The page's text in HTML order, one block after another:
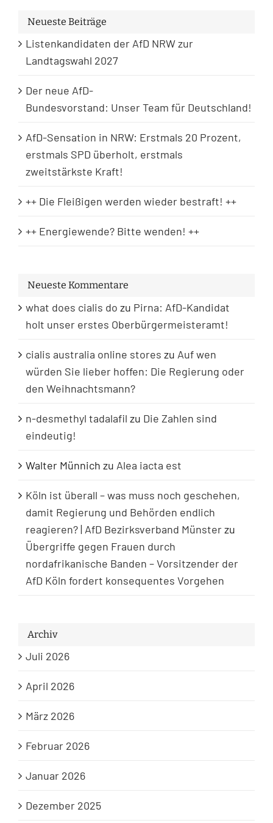
Neueste Beiträge
Listenkandidaten der AfD NRW zur
Landtagswahl 2027
Der neue AfD-
Bundesvorstand: Unser Team für Deutschland!
AfD-Sensation in NRW: Erstmals 20 Prozent,
erstmals SPD überholt, erstmals
zweitstärkste Kraft!
++ Die Fleißigen werden wieder bestraft! ++
++ Energiewende? Bitte wenden! ++
Neueste Kommentare
what does cialis do zu Pirna: AfD-Kandidat
holt unser erstes Oberbürgermeisteramt!
cialis australia online stores zu Auf wen
würden Sie lieber hoffen: Die Regierung oder
den Weihnachtsmann?
n-desmethyl tadalafil zu Die Zahlen sind
eindeutig!
Walter Münnich zu Alea iacta est
Köln ist überall – was muss noch geschehen,
damit Regierung und Behörden endlich
reagieren? | AfD Bezirksverband Münsterzu
Übergriffe gegen Frauen durch
nordafrikanische Banden – Vorsitzender der
AfD Köln fordert konsequentes Vorgehen
Archiv
Juli 2026
April 2026
März 2026
Februar 2026
Januar 2026
Dezember 2025